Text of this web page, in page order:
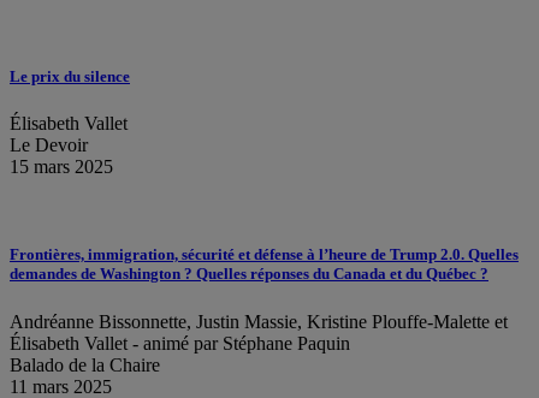
Le prix du silence
Élisabeth Vallet
Le Devoir
15 mars 2025
Frontières, immigration, sécurité et défense à l’heure de Trump 2.0. Quelles
demandes de Washington ? Quelles réponses du Canada et du Québec ?
Andréanne Bissonnette, Justin Massie, Kristine Plouffe-Malette et
Élisabeth Vallet - animé par Stéphane Paquin
Balado de la Chaire
11 mars 2025